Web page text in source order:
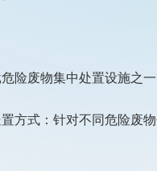
险废物集中处置设施之
方式：针对不同危险废